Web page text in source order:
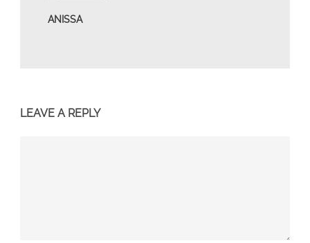
ANISSA
LEAVE A REPLY